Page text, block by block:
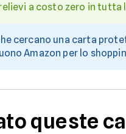
a costo zero in
cercano una carta
Amazon per lo
queste